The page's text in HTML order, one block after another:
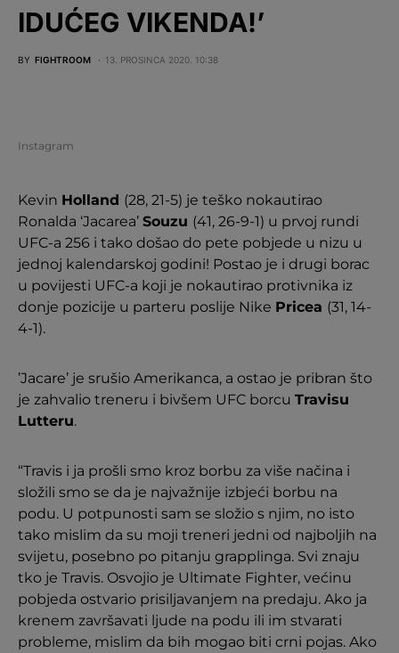
IDUĆEG VIKENDA!’
BY FIGHTROOM 13. PROSINCA 2020. 10:38
Instagram
Kevin Holland (28, 21-5) je teško nokautirao
Ronalda ‘Jacarea’ Souzu (41, 26-9-1) u prvoj rundi
UFC-a 256 i tako došao do pete pobjede u nizu u
jednoj kalendarskoj godini! Postao je i drugi borac
u povijesti UFC-a koji je nokautirao protivnika iz
donje pozicije u parteru poslije Nike Pricea (31, 14-
4-1).
’Jacare’ je srušio Amerikanca, a ostao je pribran što
je zahvalio treneru i bivšem UFC borcu Travisu
Lutteru.
“Travis i ja prošli smo kroz borbu za više načina i
složili smo se da je najvažnije izbjeći borbu na
podu. U potpunosti sam se složio s njim, no isto
tako mislim da su moji treneri jedni od najboljih na
svijetu, posebno po pitanju grapplinga. Svi znaju
tko je Travis. Osvojio je Ultimate Fighter, većinu
pobjeda ostvario prisiljavanjem na predaju. Ako ja
krenem završavati ljude na podu ili im stvarati
probleme, mislim da bih mogao biti crni pojas. Ako